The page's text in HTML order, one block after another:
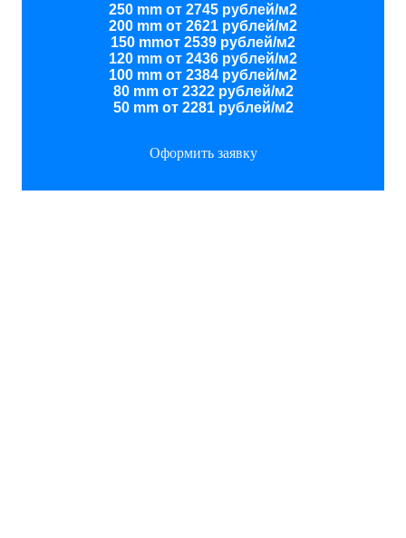
250 mm от 2745 рублей/м2
200 mm от 2621 рублей/м2
150 mmот 2539 рублей/м2
120 mm от 2436 рублей/м2
100 mm от 2384 рублей/м2
80 mm от 2322 рублей/м2
50 mm от 2281 рублей/м2
Оформить заявку